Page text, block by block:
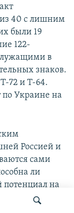
из 40 с лишним
были 19
122-
в
знаков.
72 и Т-64.
по Украине на
Россией и
сами
ли
потенциал на